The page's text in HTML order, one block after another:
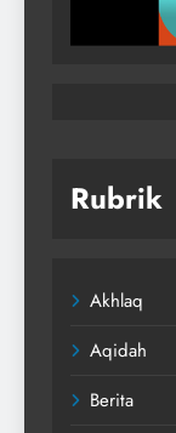
Rubrik
Akhlaq
Aqidah
Berita